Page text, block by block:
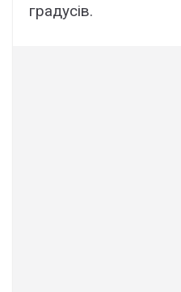
градусів.